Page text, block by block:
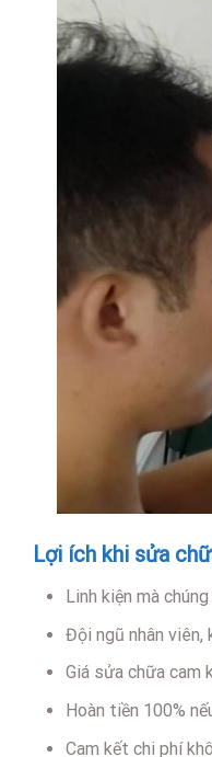
Lợi ích khi sửa
Linh kiện mà
Đội ngũ nhân viên,
Giá sửa chữa cam
Hoàn tiền 100%
Cam kết chi phí